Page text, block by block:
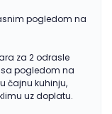
pogledom na
za 2 odrasle
sa pogledom na
čajnu kuhinju,
klimu uz doplatu.